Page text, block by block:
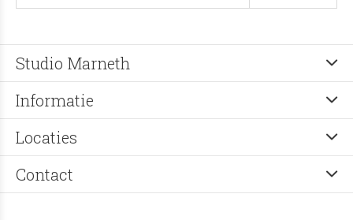
Studio Marneth
Informatie
Locaties
Contact